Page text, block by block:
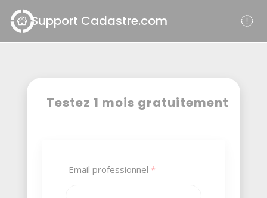
Support Cadastre.com
Testez 1 mois gratuitement
Email professionnel *
Panneau de gestion des cookies